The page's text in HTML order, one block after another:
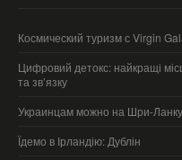
Космический туризм с Virgin
Цифровий детокс: найкращі
та зв’язку
Украинцам можно на Шри-Ланку
Їдемо в Ірландію: Дублін